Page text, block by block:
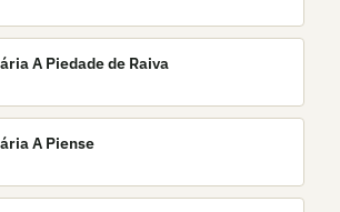
A Piedade de Raiva
A Piense